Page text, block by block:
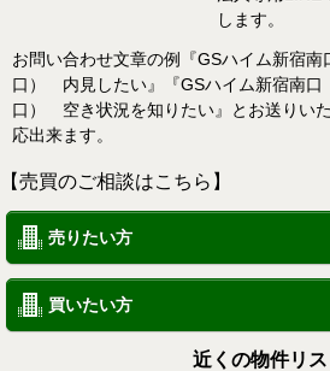
します。
お問い合わせ文章の例『GSハイム新宿
口） 内見したい』『GSハイム新宿南口
口） 空き状況を知りたい』とお送りい
応出来ます。
【売買のご相談はこちら】
売りたい方
買いたい方
近くの物件リス